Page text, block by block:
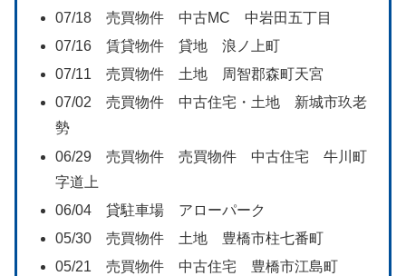
07/18 売買物件 中古MC 中岩田五丁目
07/16 賃貸物件 貸地 浪ノ上町
07/11 売買物件 土地 周智郡森町天宮
07/02 売買物件 中古住宅・土地 新城市玖老
勢
06/29 売買物件 売買物件 中古住宅 牛川町
字道上
06/04 貸駐車場 アローパーク
05/30 売買物件 土地 豊橋市柱七番町
05/21 売買物件 中古住宅 豊橋市江島町